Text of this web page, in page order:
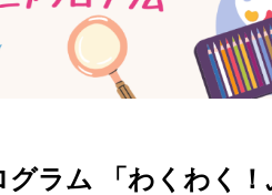
ラム 「わくわく